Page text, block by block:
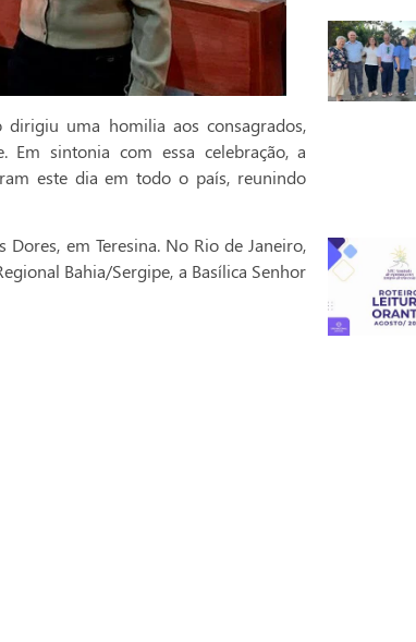
dirigiu uma homilia aos consagrados,
sintonia com essa celebração, a
este dia em todo o país, reunindo
em Teresina. No Rio de Janeiro,
Bahia/Sergipe, a Basílica Senhor